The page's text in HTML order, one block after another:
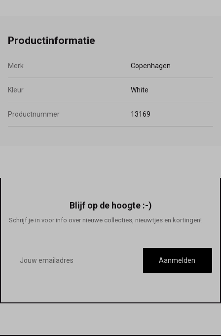
Productinformatie
Merk Copenhagen
Kleur White
Productnummer 13169
Blijf op de hoogte :-)
Schrijf je in voor info over nieuwe collecties, nieuwtjes en kortingen!
mailadres
Aanmelden